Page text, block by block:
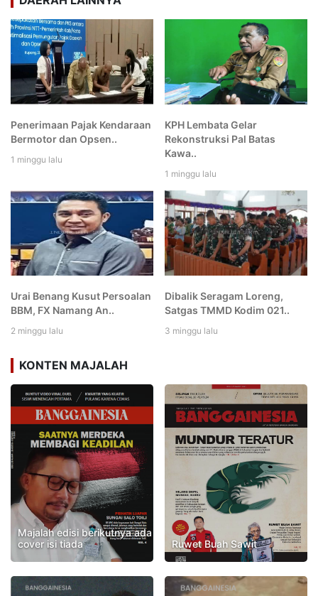
Penerimaan Pajak Kendaraan
Bermotor dan Opsen..
1 minggu lalu
KPH Lembata Gelar
Rekonstruksi Pal Batas
Kawa..
1 minggu lalu
Urai Benang Kusut Persoalan
BBM, FX Namang An..
2 minggu lalu
Dibalik Seragam Loreng,
Satgas TMMD Kodim 021..
3 minggu lalu
KONTEN MAJALAH
Majalah edisi berikutnya ada
cover isi tiada
Ruwet Buah Sawit